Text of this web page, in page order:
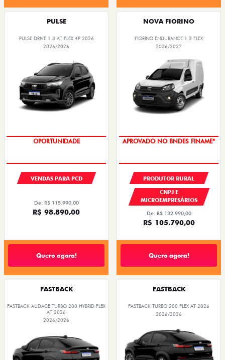
PULSE
PULSE DRIVE 1.3 AT FLEX 4P 2026
2026/2026
OPORTUNIDADE
VENDAS PARA PCD
De: R$ 115.990,00
R$ 98.890,00
Quero agora!
NOVA FIORINO
FIORINO ENDURANCE 1.3 FLEX
2026/2027
APROVADO NO BNDES FINAME*
PRODUTOR RURAL
CNPJ E
MICROEMPRESÁRIOS
De: R$ 132.990,00
R$ 105.790,00
Quero agora!
FASTBACK
FASTBACK AUDACE TURBO 200 HYBRID FLEX
AT 2026
2026/2026
FASTBACK
FASTBACK TURBO 200 FLEX AT 2026
2026/2026